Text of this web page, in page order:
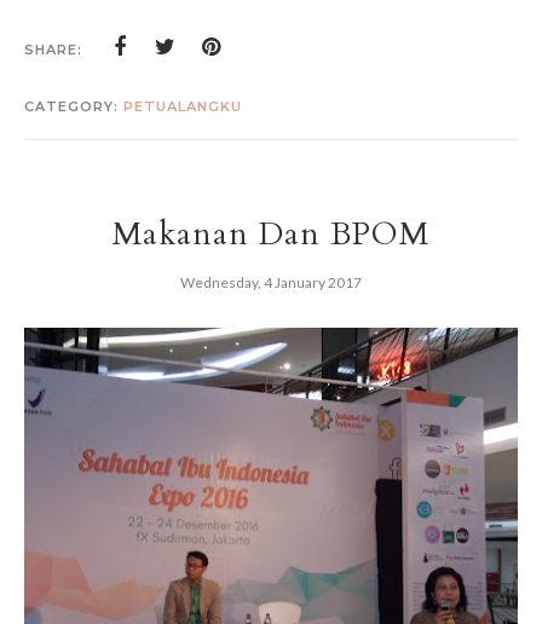
SHARE:
CATEGORY: PETUALANGKU
Makanan Dan BPOM
Wednesday, 4 January 2017